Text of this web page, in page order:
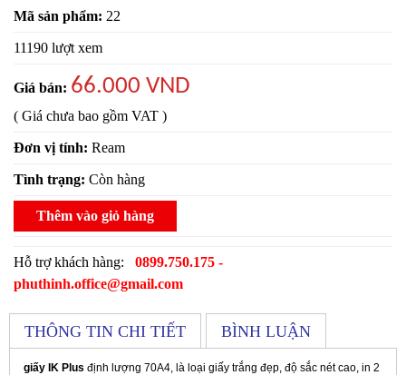
Mã sản phẩm: 22
11190 lượt xem
Giá bán: 66.000 VND
( Giá chưa bao gồm VAT )
Đơn vị tính: Ream
Tình trạng: Còn hàng
Thêm vào giỏ hàng
Hỗ trợ khách hàng: 0899.750.175 -
phuthinh.office@gmail.com
THÔNG TIN CHI TIẾT BÌNH LUẬN
giấy IK Plus định lượng 70A4, là loại giấy trắng đẹp, độ sắc nét cao, in 2